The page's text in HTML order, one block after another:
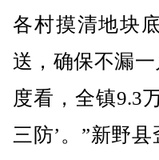
各村摸清地块
送，确保不漏
度看，全镇9.3
三防’。”新野